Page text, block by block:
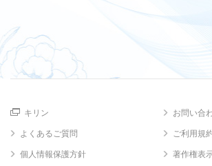
キリン お問い合
よくあるご質問 ご利用規
個人情報保護方針 著作権表